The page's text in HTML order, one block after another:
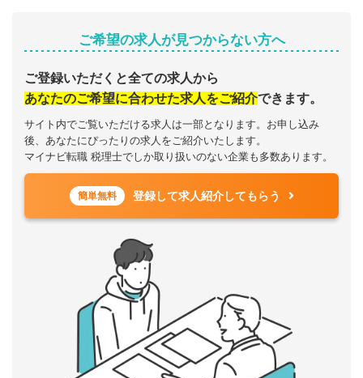
ご希望の求人が見つからない方へ
ご登録いただくと全ての求人から
あなたのご希望に合わせた求人をご紹介できます。
サイト内でご覧いただける求人は一部となります。お申し込み
後、あなたにぴったりの求人をご紹介いたします。
マイナビ転職 税理士でしか取り扱いのない企業も多数あります。
簡単無料 登録して求人紹介してもらう